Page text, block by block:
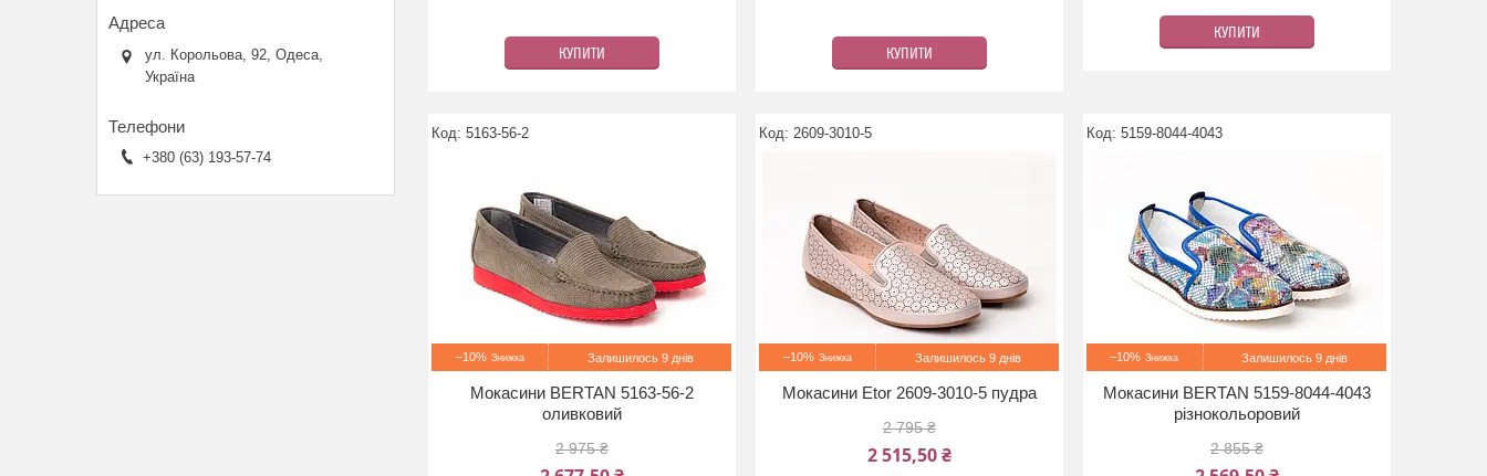
КУПИТИ КУПИТИ
КУПИТИ
5163-56-2
–10% Залишилось 9 днів
Мокасини BERTAN 5163-56-2
оливковий
2 975 ₴
2609-3010-5
–10% Залишилось 9 днів
Мокасини Etor 2609-3010-5 пудра
2 795 ₴
2 515,50 ₴
5159-8044-4043
–10% Залишилось 9 днів
Мокасини BERTAN 5159-8044-4043
різнокольоровий
2 855 ₴
ул. Корольова, 92, Одеса,
Україна
+380 (63) 193-57-74